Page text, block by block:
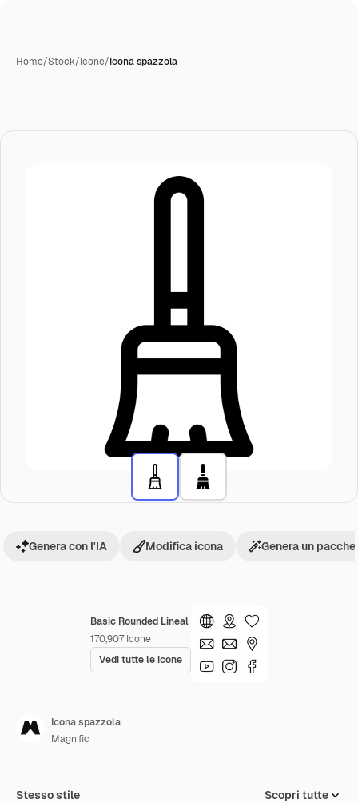
Home/Stock/Icone/Icona spazzola
Basic Rounded Lineal
170,907 Icone
Vedi tutte le icone
Genera con l'IA Modifica icona Genera un
Icona spazzola
Magnific
Stesso stile Scopri tutte